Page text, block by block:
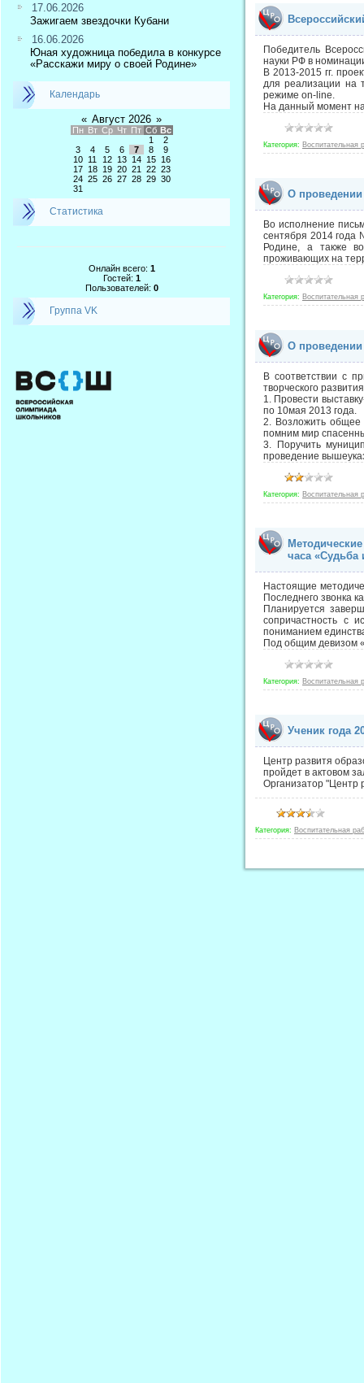
17.06.2026
Зажигаем звездочки Кубани
16.06.2026
Юная художница победила в конкурсе
«Расскажи миру о своей Родине»
Календарь
« Август 2026 »
Пн Вт Ср Чт Пт Сб Вс
1
2
3
4 5 6 7 8
9
10
11 12 13 14 15
16
17
18 19 20 21 22 23
24 25 26 27 28 29 30
31
Статистика
Онлайн всего: 1
Гостей: 1
Пользователей: 0
Группа VK
Победитель
науки РФ в
В 2013-2015 гг.
для реализации на
режиме on-line.
На данный момент
Категория: Воспитательная
О проведении
Во исполнение
сентября 2014 года
Родине, а также
проживающих на
Категория: Воспитательная
О
В соответствии с
творческого
1. Провести
по 10мая 2013 года.
2. Возложить общее
помним мир
3. Поручить
проведение
Категория: Воспитательная
часа
Настоящие
Последнего звонка
Планируется
сопричастность с
пониманием
Под общим девизом
Категория: Воспитательная
Ученик года
Центр развитя
пройдет в актовом
Организатор "Центр
Категория: Воспитательная